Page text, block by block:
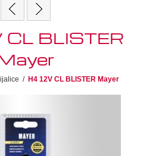
BLISTER
/ H4 12V CL BLISTER Mayer